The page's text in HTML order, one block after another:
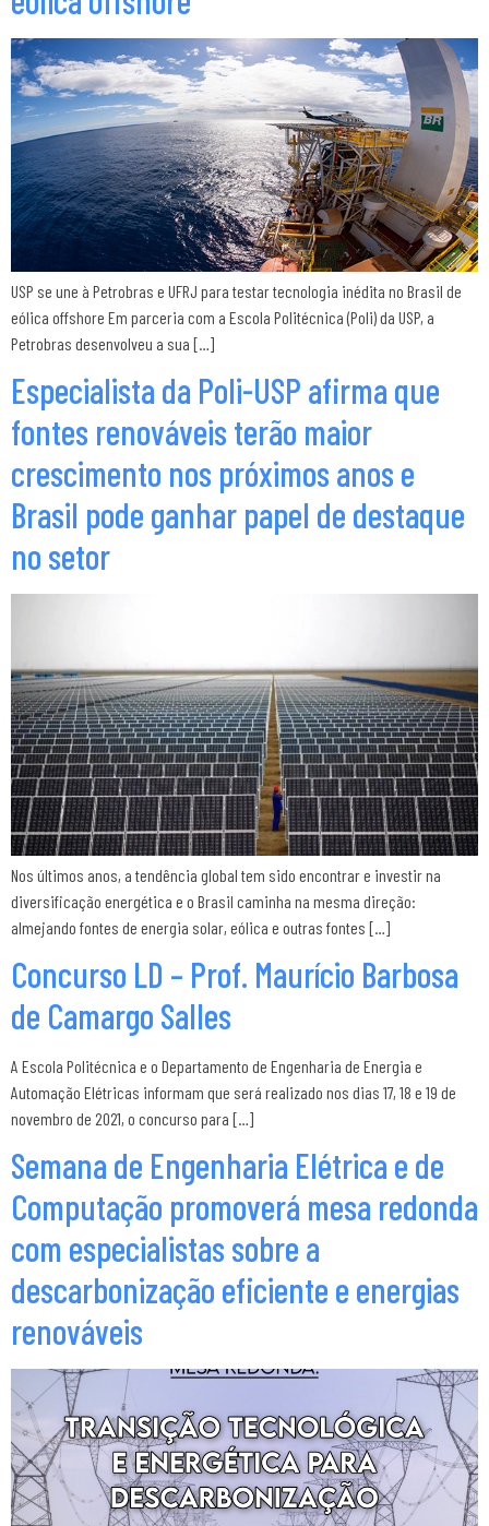
USP se une à Petrobras e UFRJ para testar tecnologia inédita no Brasil de
eólica offshore Em parceria com a Escola Politécnica (Poli) da USP, a
Petrobras desenvolveu a sua […]
Especialista da Poli-USP afirma que
fontes renováveis terão maior
crescimento nos próximos anos e
Brasil pode ganhar papel de destaque
no setor
Nos últimos anos, a tendência global tem sido encontrar e investir na
diversificação energética e o Brasil caminha na mesma direção:
almejando fontes de energia solar, eólica e outras fontes […]
Concurso LD – Prof. Maurício Barbosa
de Camargo Salles
A Escola Politécnica e o Departamento de Engenharia de Energia e
Automação Elétricas informam que será realizado nos dias 17, 18 e 19 de
novembro de 2021, o concurso para […]
Semana de Engenharia Elétrica e de
Computação promoverá mesa redonda
com especialistas sobre a
descarbonização eficiente e energias
renováveis